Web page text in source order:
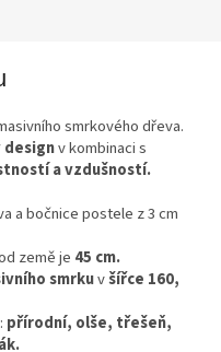
smrkového dřeva.
designv kombinaci s
a vzdušností.
a bočnice postele z 3 cm
země je 45 cm.
smrkuvšířce 160,
přírodní, olše, třešeň,